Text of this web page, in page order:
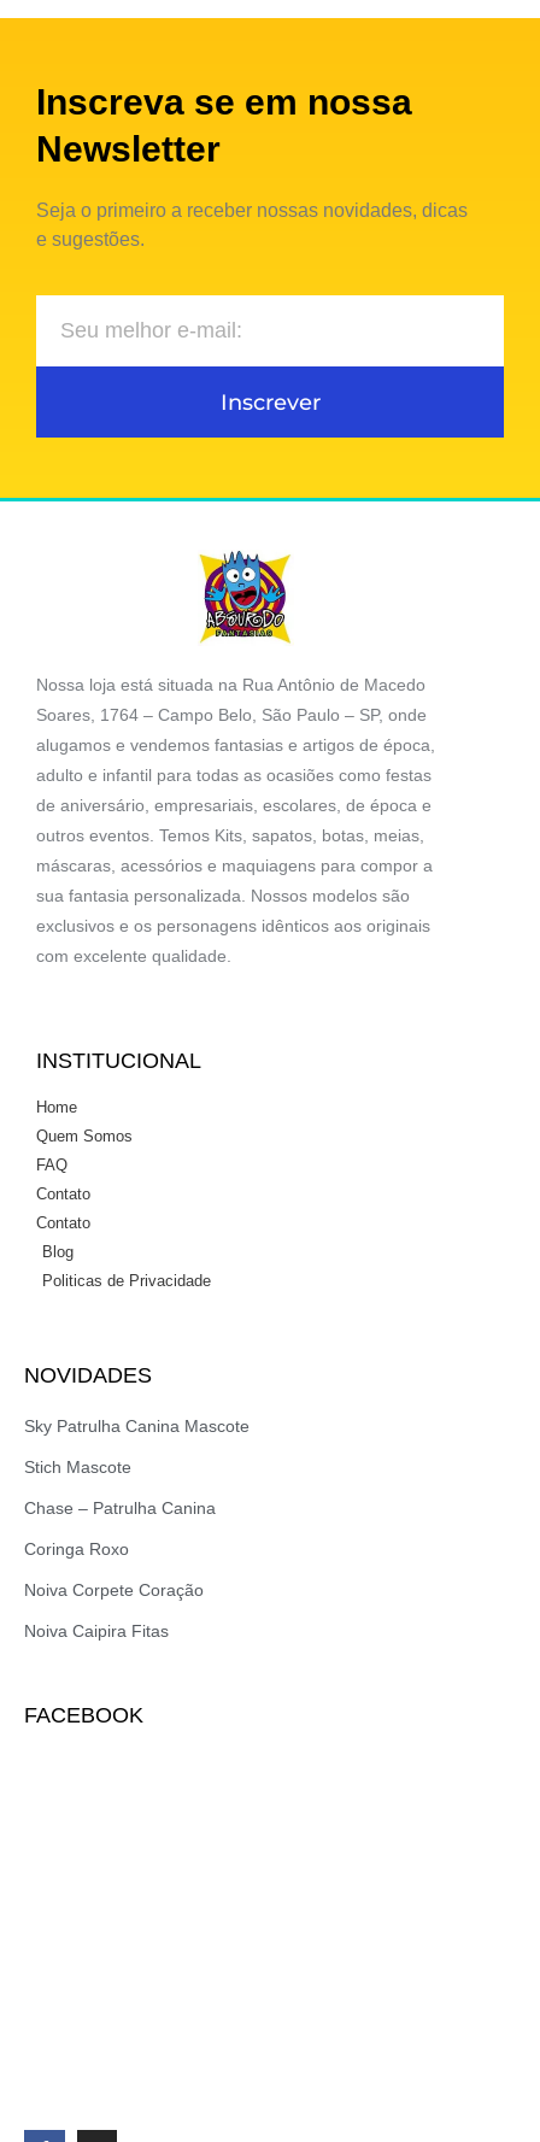
Inscreva se em nossa
Newsletter
Seja o primeiro a receber nossas novidades, dicas
e sugestões.
Inscrever
Nossa loja está situada na Rua Antônio de Macedo
Soares, 1764 – Campo Belo, São Paulo – SP, onde
alugamos e vendemos fantasias e artigos de época,
adulto e infantil para todas as ocasiões como festas
de aniversário, empresariais, escolares, de época e
outros eventos. Temos Kits, sapatos, botas, meias,
máscaras, acessórios e maquiagens para compor a
sua fantasia personalizada. Nossos modelos são
exclusivos e os personagens idênticos aos originais
com excelente qualidade.
INSTITUCIONAL
Home
Quem Somos
FAQ
Contato
Contato
Blog
Politicas de Privacidade
NOVIDADES
Sky Patrulha Canina Mascote
Stich Mascote
Chase – Patrulha Canina
Coringa Roxo
Noiva Corpete Coração
Noiva Caipira Fitas
FACEBOOK